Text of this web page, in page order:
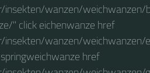
insekten/wanzen/
" click eichenwanze href
insekten/wanzen/weichwanzen/
href